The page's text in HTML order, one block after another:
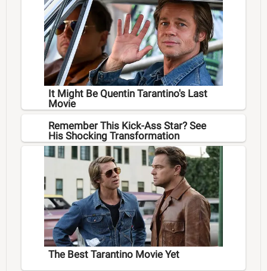
It Might Be Quentin Tarantino's Last
Movie
Remember This Kick-Ass Star? See
His Shocking Transformation
The Best Tarantino Movie Yet